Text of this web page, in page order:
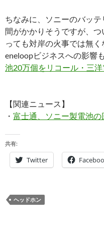
ちなみに、ソニーのバッ
間がかかりそうですが、
っても対岸の火事では無く
eneloopビジネスへの影響
池20万個をリコール・三
【関連ニュース】
・ 富士通、ソニー製電池の
共有:
Twitter
ヘッドホン